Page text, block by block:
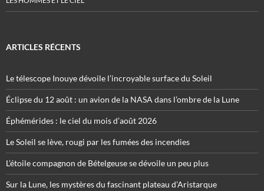
ARTICLES RÉCENTS
Le télescope Inouye dévoile l’incroyable surface du Soleil
Éclipse du 12 août : un avion de la NASA dans l’ombre de la Lune
Éphémérides : le ciel du mois d’août 2026
Le Soleil se lève, rougi par les fumées des incendies
L’étoile compagnon de Bételgeuse se dévoile un peu plus
Sur la Lune, les mystères du fascinant plateau d’Aristarque